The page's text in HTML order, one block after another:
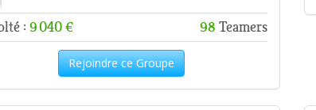
: 9 040 € 98 Teamers
Rejoindre ce Groupe